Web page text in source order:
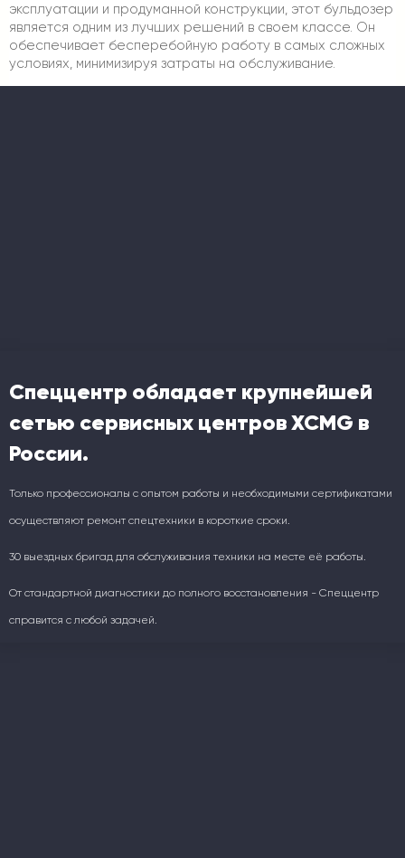
эксплуатации и продуманной конструкции, этот бульдозер
является одним из лучших решений в своем классе. Он
обеспечивает бесперебойную работу в самых сложных
условиях, минимизируя затраты на обслуживание.
Спеццентр обладает крупнейшей
сетью сервисных центров XCMG в
России.
Только профессионалы с опытом работы и необходимыми сертификатами
осуществляют ремонт спецтехники в короткие сроки.
30 выездных бригад для обслуживания техники на месте её работы.
От стандартной диагностики до полного восстановления - Спеццентр
справится с любой задачей.